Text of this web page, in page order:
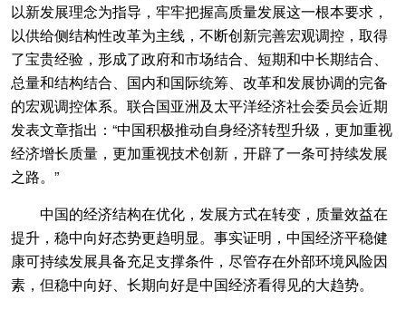
以新发展理念为指导，牢牢把握高质量发展这一根本要求，
以供给侧结构性改革为主线，不断创新完善宏观调控，取得
了宝贵经验，形成了政府和市场结合、短期和中长期结合、
总量和结构结合、国内和国际统筹、改革和发展协调的完备
的宏观调控体系。联合国亚洲及太平洋经济社会委员会近期
发表文章指出：“中国积极推动自身经济转型升级，更加重视
经济增长质量，更加重视技术创新，开辟了一条可持续发展
之路。”
中国的经济结构在优化，发展方式在转变，质量效益在
提升，稳中向好态势更趋明显。事实证明，中国经济平稳健
康可持续发展具备充足支撑条件，尽管存在外部环境风险因
素，但稳中向好、长期向好是中国经济看得见的大趋势。